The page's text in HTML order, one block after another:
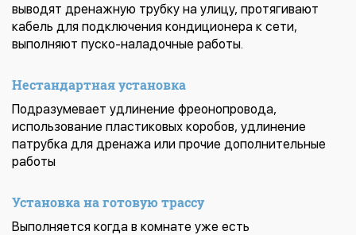
выводят дренажную трубку на улицу, протягивают
кабель для подключения кондиционера к сети,
выполняют пуско-наладочные работы.
Нестандартная установка
Подразумевает удлинение фреонопровода,
использование пластиковых коробов, удлинение
патрубка для дренажа или прочие дополнительные
работы
Установка на готовую трассу
Выполняется когда в комнате уже есть